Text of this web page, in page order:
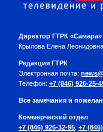
Директор ГТРК «Самара»
Крылова Елена Леонидовна
Редакция ГТРК
Электронная почта:
Телефон: +7 (846) 926-25-
Все замечания и
Коммерческий отдел
+7 (846) 926-32-95 +7